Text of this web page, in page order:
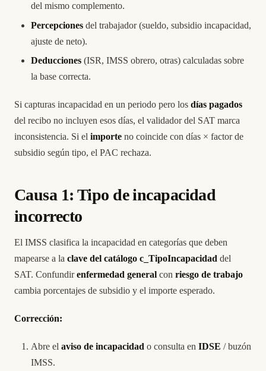
del mismo complemento.
Percepciones del trabajador (sueldo, subsidio incapacidad,
ajuste de neto).
Deducciones (ISR, IMSS obrero, otras) calculadas sobre
la base correcta.
Si capturas incapacidad en un periodo pero los días pagados
del recibo no incluyen esos días, el validador del SAT marca
inconsistencia. Si el importe no coincide con días × factor de
subsidio según tipo, el PAC rechaza.
Causa 1: Tipo de incapacidad
incorrecto
El IMSS clasifica la incapacidad en categorías que deben
mapearse a la clave del catálogo c_TipoIncapacidad del
SAT. Confundirenfermedad general con riesgo de trabajo
cambia porcentajes de subsidio y el importe esperado.
Corrección:
Abre el aviso de incapacidad o consulta en IDSE / buzón
IMSS.